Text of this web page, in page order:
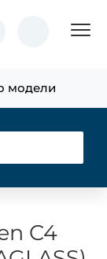
модели
C4